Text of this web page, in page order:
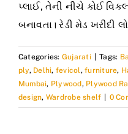
પ્લાઈ, તેની નીચે કોઈ
બનાવતા। રેડી મેડ ખરીદી
Categories: Gujarati Tags:
ply, Delhi, fevicol,furniture,
Mumbai, Plywood, Plywood
design, Wardrobe shelf 0